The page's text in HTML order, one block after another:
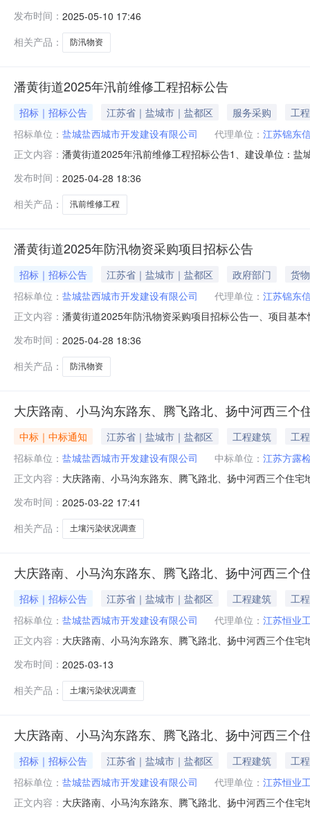
用。本项目不接受联合体投标。二、申请人的资格要求
人的身份证明；
发布时间： 2025-05-10 17:46
相关产品：
防汛物资
潘黄街道2025年汛前维修工程招标公告
招标｜招标公告 江苏省｜盐城市｜盐都区 服务采购
工程
招标单位： 盐城盐西城市开发建设有限公司 代理单位： 江苏锦东
正文内容： 潘黄街道2025年汛前维修工程招标公告1、建设单位：
潘黄街道2025年汛前维修工程的施工，具体详见招标人
人须具有行政主
发布时间： 2025-04-28 18:36
相关产品：
汛前维修工程
潘黄街道2025年防汛物资采购项目招标公告
招标｜招标公告 江苏省｜盐城市｜盐都区 政府部门
货物
招标单位： 盐城盐西城市开发建设有限公司 代理单位： 江苏锦东
正文内容： 潘黄街道2025年防汛物资采购项目招标公告一、项目基
目不接受联合体投标。二、申请人的资格要求1.满足《
证明；(2)上
发布时间： 2025-04-28 18:36
相关产品：
防汛物资
大庆路南、小马沟东路东、腾飞路北、扬中河西三
中标｜中标通知 江苏省｜盐城市｜盐都区 工程建筑
工程
招标单位： 盐城盐西城市开发建设有限公司 中标单位： 江苏方露
正文内容： 大庆路南、小马沟东路东、腾飞路北、扬中河西三个住
具土壤污染状况调查报告，通过环保主管部门组织的专
公告发布之日起1个工作日。四
发布时间： 2025-03-22 17:41
相关产品：
土壤污染状况调查
大庆路南、小马沟东路东、腾飞路北、扬中河西三个
招标｜招标公告 江苏省｜盐城市｜盐都区 工程建筑
工程
招标单位： 盐城盐西城市开发建设有限公司 代理单位： 江苏恒业
正文内容： 大庆路南、小马沟东路东、腾飞路北、扬中河西三个住
230850.00元采购需求：（详见招标文件）合同履行期
完善后报送环保主管部门备
发布时间： 2025-03-13
相关产品：
土壤污染状况调查
大庆路南、小马沟东路东、腾飞路北、扬中河西三个
招标｜招标公告 江苏省｜盐城市｜盐都区 工程建筑
工程
招标单位： 盐城盐西城市开发建设有限公司 代理单位： 江苏恒业
正文内容： 大庆路南、小马沟东路东、腾飞路北、扬中河西三个住